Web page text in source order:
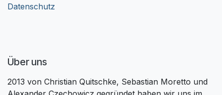
Datenschutz
Über uns
2013 von Christian Quitschke, Sebastian Moretto und